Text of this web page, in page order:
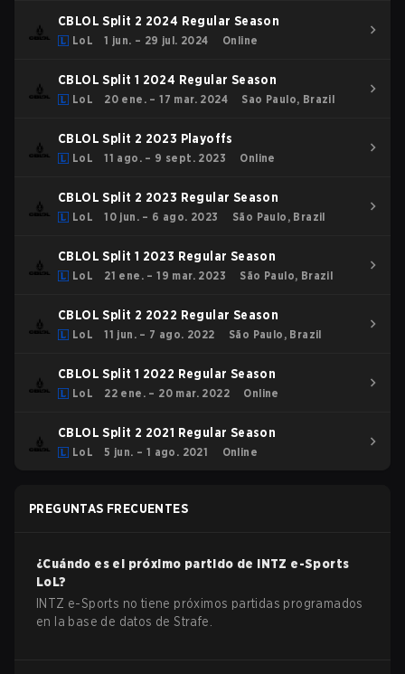
CBLOL Split 2 2024 Regular Season
LoL 1 jun. – 29 jul. 2024 Online
CBLOL Split 1 2024 Regular Season
LoL 20 ene. – 17 mar. 2024 Sao Paulo, Brazil
CBLOL Split 2 2023 Playoffs
LoL 11 ago. – 9 sept. 2023 Online
CBLOL Split 2 2023 Regular Season
LoL 10 jun. – 6 ago. 2023 São Paulo, Brazil
CBLOL Split 1 2023 Regular Season
LoL 21 ene. – 19 mar. 2023 São Paulo, Brazil
CBLOL Split 2 2022 Regular Season
LoL 11 jun. – 7 ago. 2022 São Paulo, Brazil
CBLOL Split 1 2022 Regular Season
LoL 22 ene. – 20 mar. 2022 Online
CBLOL Split 2 2021 Regular Season
LoL 5 jun. – 1 ago. 2021 Online
PREGUNTAS FRECUENTES
¿Cuándo es el próximo partido de INTZ e-Sports
LoL?
INTZ e-Sports no tiene próximos partidas programados
en la base de datos de Strafe.